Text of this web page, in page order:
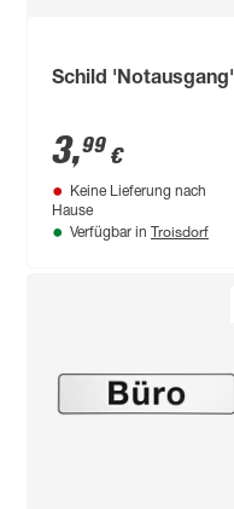
Schild 'Notausgang'
3,99 €
Keine Lieferung nach
Hause
Verfügbar in Troisdorf